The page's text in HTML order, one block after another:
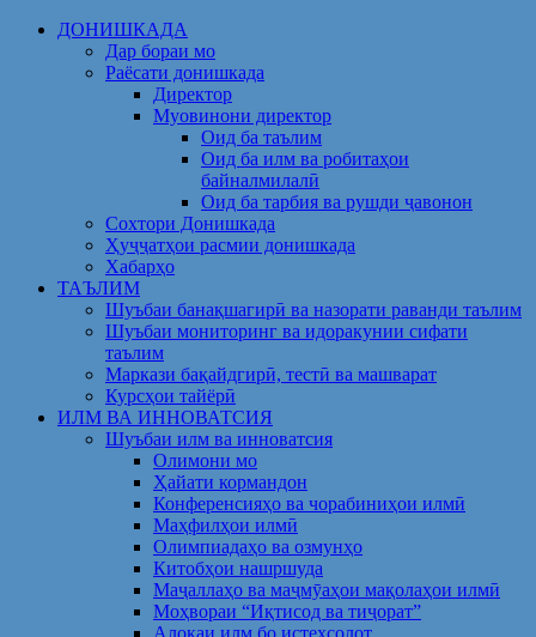
Skip
ДОНИШКАДА
Дар бораи мо
Раёсати донишкада
Директор
Муовинони директор
Оид ба таълим
Оид ба илм ва робитаҳои
байналмилалӣ
Оид ба тарбия ва рушди ҷавонон
Сохтори Донишкада
Ҳуҷҷатҳои расмии донишкада
Хабарҳо
ТАЪЛИМ
Шуъбаи банақшагирӣ ва назорати раванди таълим
Шуъбаи мониторинг ва идоракунии сифати
таълим
Маркази бақайдгирӣ, тестӣ ва машварат
Курсҳои тайёрӣ
ИЛМ ВА ИННОВАТСИЯ
Шуъбаи илм ва инноватсия
Олимони мо
Ҳайати кормандон
Конференсияҳо ва чорабиниҳои илмӣ
Маҳфилҳои илмӣ
Олимпиадаҳо ва озмунҳо
Китобҳои нашршуда
Маҷаллаҳо ва маҷмӯаҳои мақолаҳои илмӣ
Моҳвораи “Иқтисод ва тиҷорат”
Алоқаи илм бо истеҳсолот